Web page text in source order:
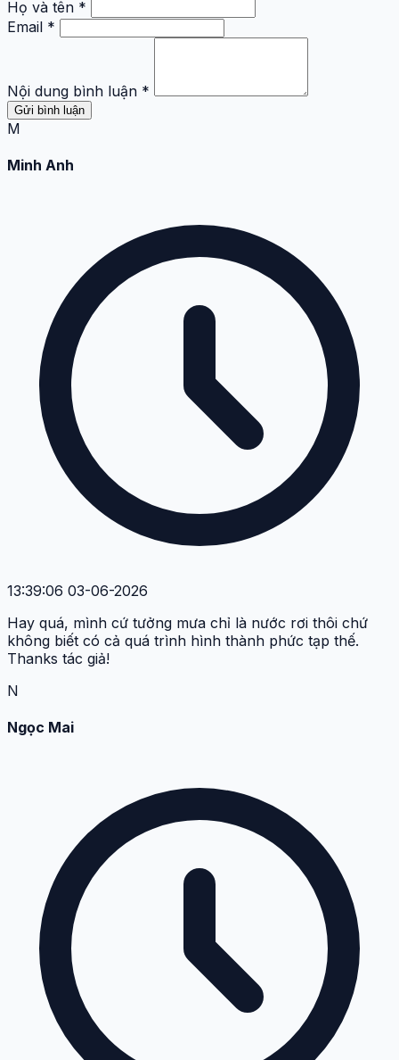
Họ và tên *
Email *
Nội dung bình luận *
Gửi bình luận
M
Minh Anh
13:39:06 03-06-2026
Hay quá, mình cứ tưởng mưa chỉ là nước rơi thôi chứ
không biết có cả quá trình hình thành phức tạp thế.
Thanks tác giả!
N
Ngọc Mai